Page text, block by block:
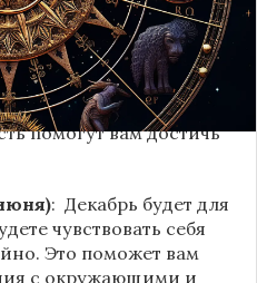
: Декабрь принесет
профессионального
Будьте готовы к
рисковать. Ваше
помогут вам достичь
: Декабрь будет для
чувствовать себя
Это поможет вам
с окружающими и